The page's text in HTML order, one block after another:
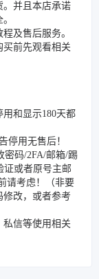
。并且本店承诺
及售后服务。
前先观看相关
和显示180天都
停用无售后！
密码/2FA/邮箱/踢
证或者原号主邮
请考虑！（非要
修改，或者参考
私信等使用相关